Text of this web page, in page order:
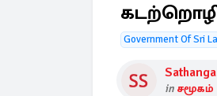
Government Of Sri
in சமூகம்